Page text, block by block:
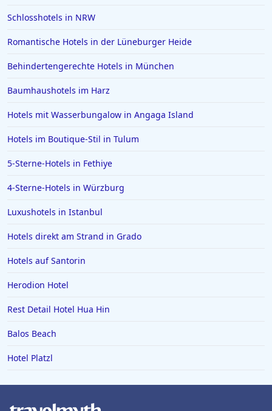
Schlosshotels in NRW
Romantische Hotels in der Lüneburger Heide
Behindertengerechte Hotels in München
Baumhaushotels im Harz
Hotels mit Wasserbungalow in Angaga Island
Hotels im Boutique-Stil in Tulum
5-Sterne-Hotels in Fethiye
4-Sterne-Hotels in Würzburg
Luxushotels in Istanbul
Hotels direkt am Strand in Grado
Hotels auf Santorin
Herodion Hotel
Rest Detail Hotel Hua Hin
Balos Beach
Hotel Platzl